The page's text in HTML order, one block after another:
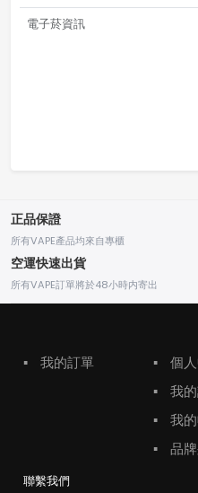
電子菸資訊
正品保證
所有VAPE產品均來自專櫃
空運快速出貨
所有VAPE訂單將於48小時内寄出
▪ 我的訂單 ▪
個
▪
我
▪
我
▪
品
聯繫我們